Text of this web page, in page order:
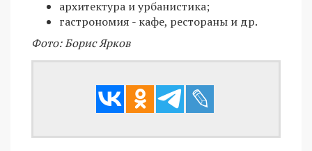
архитектура и урбанистика;
гастрономия - кафе, рестораны и др.
Фото: Борис Ярков